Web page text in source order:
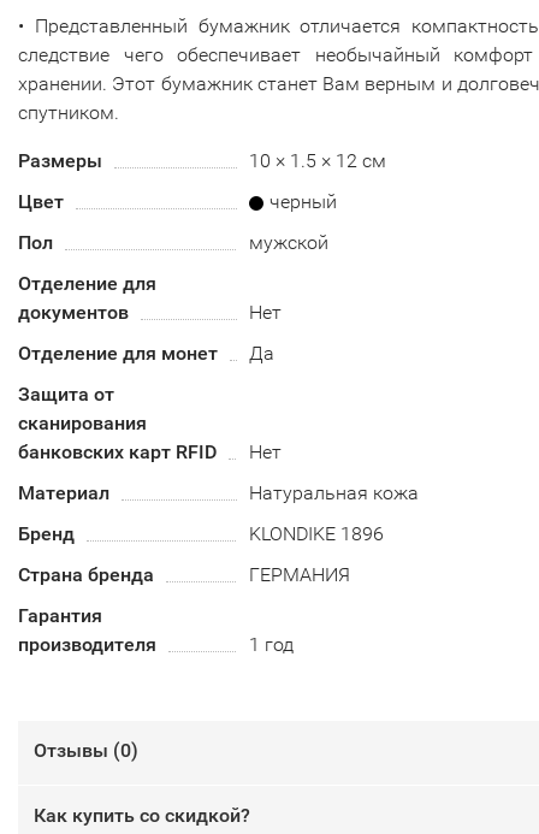
• Представленный бумажник отличается
следствие чего обеспечивает необычайный
хранении. Этот бумажник станет Вам верным и
спутником.
Размеры
10 × 1.5 × 12 см
Цвет
черный
Пол
мужской
Отделение для
документов
Нет
Отделение для монет
Да
Защита от
сканирования
банковских карт RFID
Нет
Материал
Натуральная кожа
Бренд
KLONDIKE 1896
Страна бренда
ГЕРМАНИЯ
Гарантия
производителя
1 год
Отзывы (0)
Как купить со скидкой?